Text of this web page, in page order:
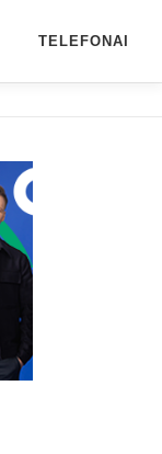
TELEFONAI